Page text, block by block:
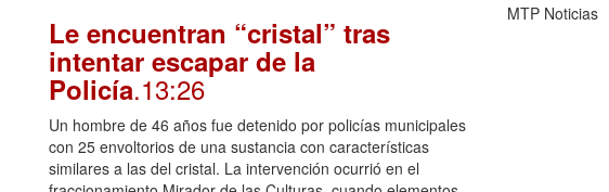
Le encuentran “cristal” tras
intentar escapar de la
Policía.13:26
Un hombre de 46 años fue detenido por policías municipales
con 25 envoltorios de una sustancia con características
similares a las del cristal. La intervención ocurrió en el
MTP Noticias